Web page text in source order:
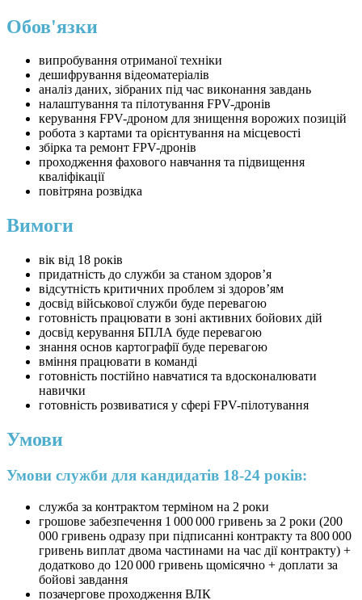
Обов'язки
випробування отриманої техніки
дешифрування відеоматеріалів
аналіз даних, зібраних під час виконання завдань
налаштування та пілотування FPV-дронів
керування FPV-дроном для знищення ворожих позицій
робота з картами та орієнтування на місцевості
збірка та ремонт FPV-дронів
проходження фахового навчання та підвищення
кваліфікації
повітряна розвідка
Вимоги
вік від 18 років
придатність до служби за станом здоров’я
відсутність критичних проблем зі здоров’ям
досвід військової служби буде перевагою
готовність працювати в зоні активних бойових дій
досвід керування БПЛА буде перевагою
знання основ картографії буде перевагою
вміння працювати в команді
готовність постійно навчатися та вдосконалювати
навички
готовність розвиватися у сфері FPV-пілотування
Умови
Умови служби для кандидатів 18-24 років:
служба за контрактом терміном на 2 роки
грошове забезпечення 1 000 000 гривень за 2 роки (200
000 гривень одразу при підписанні контракту та 800 000
гривень виплат двома частинами на час дії контракту) +
додатково до 120 000 гривень щомісячно + доплати за
бойові завдання
позачергове проходження ВЛК